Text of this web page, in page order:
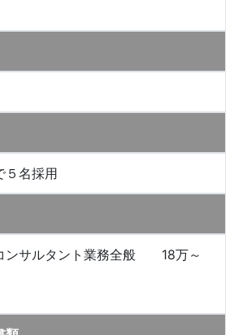
５名採用
ンサルタント業務全般 18万～